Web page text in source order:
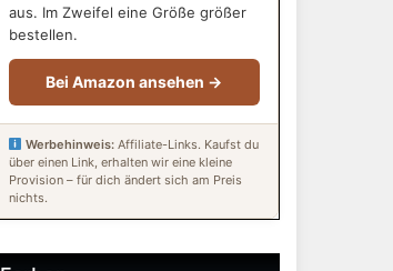
aus. Im Zweifel eine Größe größer
bestellen.
Bei Amazon ansehen →
Werbehinweis: Affiliate-Links. Kaufst du
über einen Link, erhalten wir eine kleine
Provision – für dich ändert sich am Preis
nichts.